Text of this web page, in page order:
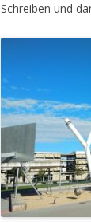
Schreiben und